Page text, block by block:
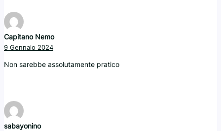
Capitano Nemo
9 Gennaio 2024
Non sarebbe assolutamente pratico
sabayonino